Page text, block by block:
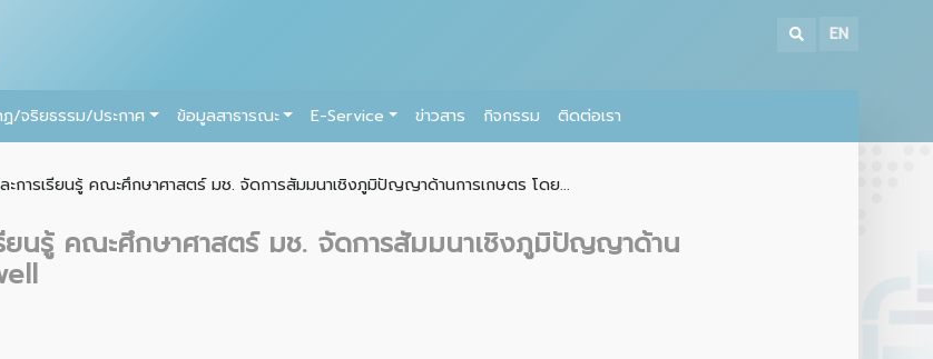
EN
/จริยธรรม/ประกาศ ข้อมูลสาธารณะ E-Service ข่าวสาร กิจกรรม ติดต่อเรา
ะการเรียนรู้ คณะศึกษาศาสตร์ มช. จัดการสัมมนาเชิงภูมิปัญญาด้านการเกษตร โดย...
ยนรู้ คณะศึกษาศาสตร์ มช. จัดการสัมมนาเชิงภูมิปัญญาด้าน